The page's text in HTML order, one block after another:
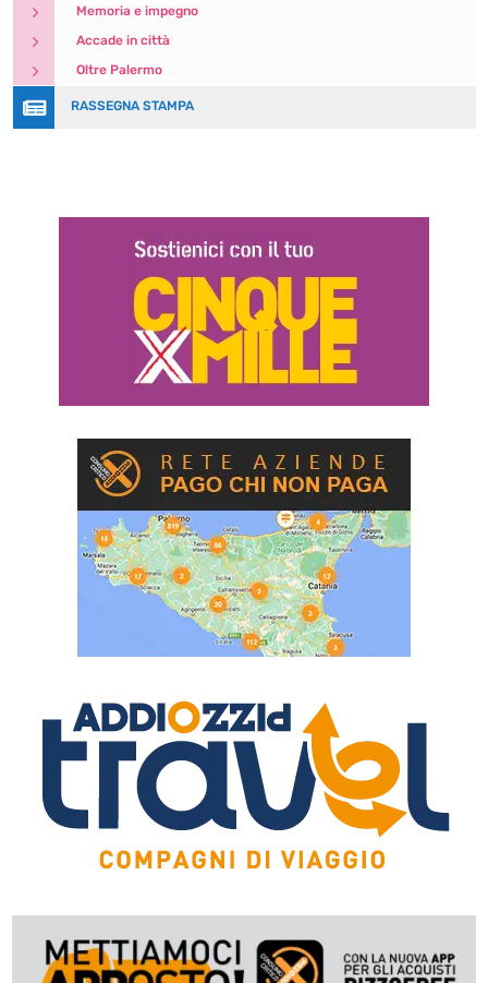
5 Memoria e impegno
5 Accade in città
5 Oltre Palermo
 RASSEGNA STAMPA